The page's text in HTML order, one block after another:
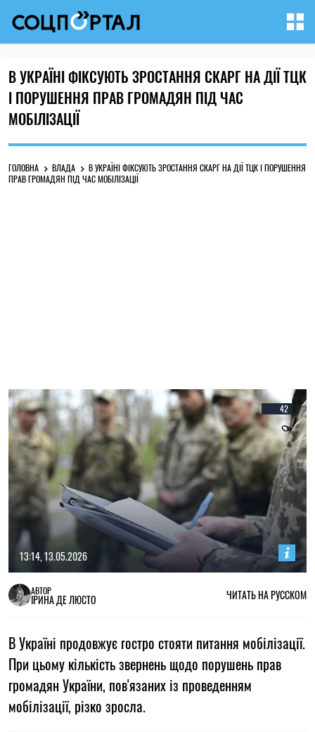
В УКРАЇНІ ФІКСУЮТЬ ЗРОСТАННЯ СКАРГ НА ДІЇ ТЦК
І ПОРУШЕННЯ ПРАВ ГРОМАДЯН ПІД ЧАС
МОБІЛІЗАЦІЇ
ГОЛОВНА ВЛАДА
В УКРАЇНІ ФІКСУЮТЬ ЗРОСТАННЯ СКАРГ НА ДІЇ ТЦК І ПОРУШЕННЯ
ПРАВ ГРОМАДЯН ПІД ЧАС МОБІЛІЗАЦІЇ
42
13:14, 13.05.2026
АВТОР
ІРИНА ДЕ ЛЮСТО ЧИТАТЬ НА РУССКОМ
В Україні продовжує гостро стояти питання мобілізації.
При цьому кількість звернень щодо порушень прав
громадян України, пов'язаних із проведенням
мобілізації, різко зросла.